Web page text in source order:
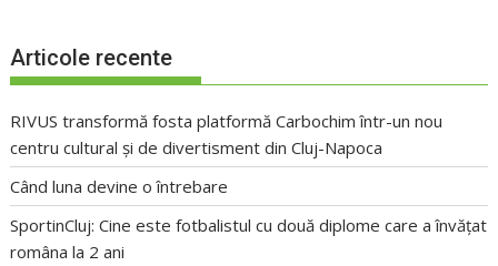
Articole recente
RIVUS transformă fosta platformă Carbochim într-un nou
centru cultural și de divertisment din Cluj-Napoca
Când luna devine o întrebare
SportinCluj: Cine este fotbalistul cu două diplome care a învățat
româna la 2 ani